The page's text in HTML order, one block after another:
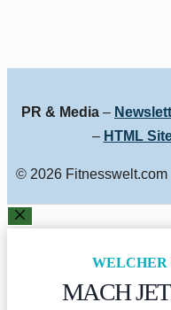
PR & Media –
– HTML
© 2026 Fitnesswelt.com
SCHLIESSEN
WELCHER
MACH